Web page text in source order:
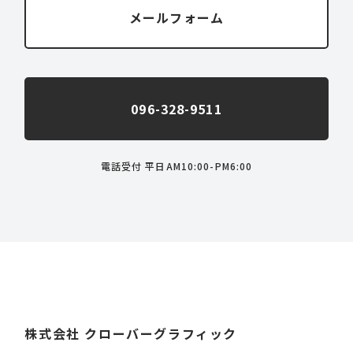
メールフォーム
096-328-9511
電話受付 平日AM10:00-PM6:00
株式会社 クローバーグラフィック